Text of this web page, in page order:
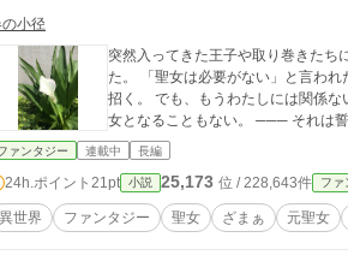
小径
突然入ってきた王子や取り巻きたち
た。 「聖女は必要がない」と言われた新たな聖女にな
招く。 でも、もうわたしには関係ない。 だって神に見捨てられたこの世界に聖女は二度と現れない。 わたしが聖
ァンタジー 連載中 長編
24h.ポイント 21pt 小説 25,173 位 / 228,643件 ファ
異世界 ファンタジー 聖女 ざまぁ 元聖女